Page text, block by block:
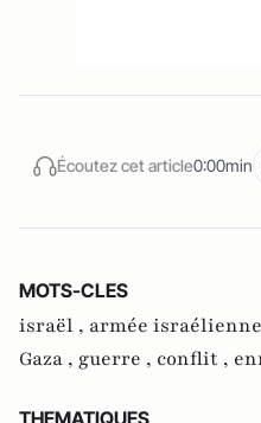
Écoutez cet article0:00min
MOTS-CLES
israël , armée
Gaza , guerre , conflit ,
THEMATIQUES